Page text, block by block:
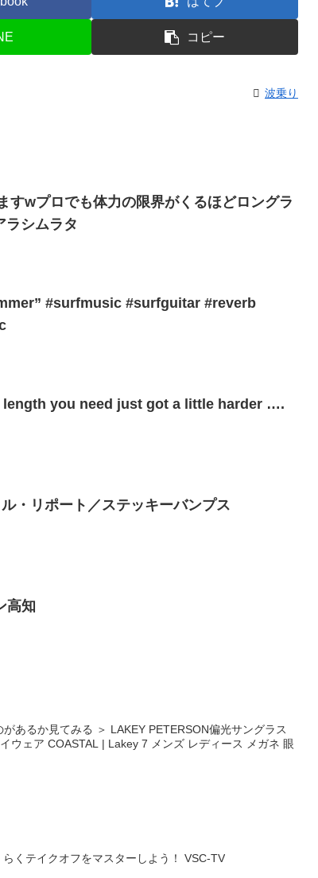
コピー
波乗り
すwプロでも体力の限界がくるほどロングラ
ラシムラタ
#surfmusic #surfguitar #reverb
you need just got a little harder ….
・リポート／ステッキーバンプス
高知
があるか見てみる ＞ LAKEY PETERSON偏光サングラス
ウェア COASTAL | Lakey 7 メンズ レディース メガネ 眼
くテイクオフをマスターしよう！ VSC-TV